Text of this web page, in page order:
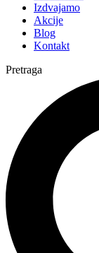
Izdvajamo
Akcije
Blog
Kontakt
Pretraga